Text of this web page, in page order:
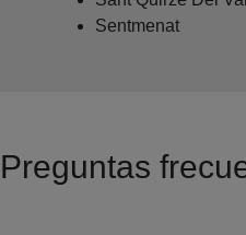
Sentmenat
Preguntas